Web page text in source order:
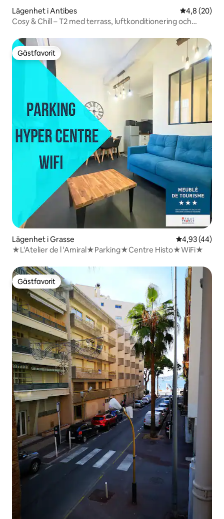
Lägenhet i Antibes 4,8 av 5 i
4,8 (20)
Cosy & Chill – T2 med terrass, luftkonditionering och
Gästfavorit
Gästfavorit
Lägenhet i Grasse 4,93 av 5 i
4,93 (44)
★L'Atelier de l 'Amiral★Parking★Centre Histo★WiFi★
Gästfavorit
Gästfavorit